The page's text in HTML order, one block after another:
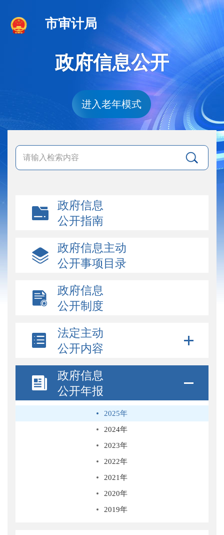
市审计局
进入老年模式
政府信息公开
政府信息
公开指南
政府信息主动
公开事项目录
政府信息
公开制度
法定主动
公开内容
政府信息
公开年报
2025年
2024年
2023年
2022年
2021年
2020年
2019年